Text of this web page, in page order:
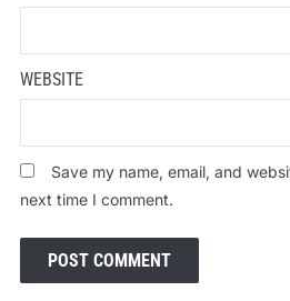
WEBSITE
Save my name, email, and
next time I comment.